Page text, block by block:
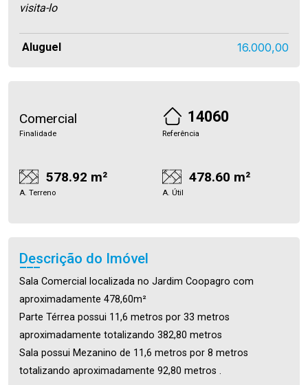
visita-lo
Aluguel 16.000,00
Comercial
Finalidade
14060
Referência
578.92 m²
A. Terreno
478.60 m²
A. Útil
Descrição do Imóvel
Sala Comercial localizada no Jardim Coopagro com
aproximadamente 478,60m²
Parte Térrea possui 11,6 metros por 33 metros
aproximadamente totalizando 382,80 metros
Sala possui Mezanino de 11,6 metros por 8 metros
totalizando aproximadamente 92,80 metros .